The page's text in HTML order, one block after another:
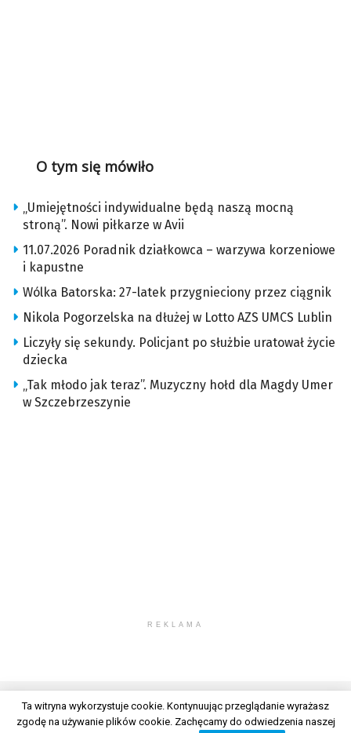
O tym się mówiło
„Umiejętności indywidualne będą naszą mocną
stroną”. Nowi piłkarze w Avii
11.07.2026 Poradnik działkowca – warzywa korzeniowe
i kapustne
Wólka Batorska: 27-latek przygnieciony przez ciągnik
Nikola Pogorzelska na dłużej w Lotto AZS UMCS Lublin
Liczyły się sekundy. Policjant po służbie uratował życie
dziecka
„Tak młodo jak teraz”. Muzyczny hołd dla Magdy Umer
w Szczebrzeszynie
REKLAMA
Ta witryna wykorzystuje cookie. Kontynuując przeglądanie wyrażasz
zgodę na używanie plików cookie. Zachęcamy do odwiedzenia naszej